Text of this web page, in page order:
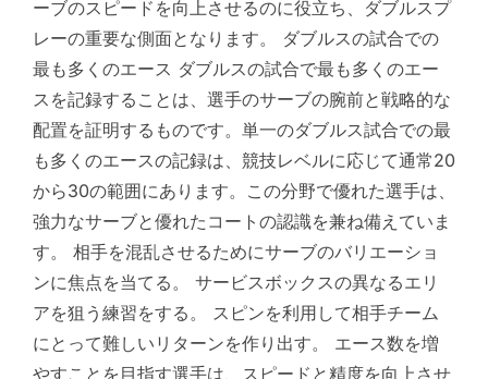
ーブのスピードを向上させるのに役立ち、ダブルスプ
レーの重要な側面となります。 ダブルスの試合での
最も多くのエース ダブルスの試合で最も多くのエー
スを記録することは、選手のサーブの腕前と戦略的な
配置を証明するものです。単一のダブルス試合での最
も多くのエースの記録は、競技レベルに応じて通常20
から30の範囲にあります。この分野で優れた選手は、
強力なサーブと優れたコートの認識を兼ね備えていま
す。 相手を混乱させるためにサーブのバリエーショ
ンに焦点を当てる。 サービスボックスの異なるエリ
アを狙う練習をする。 スピンを利用して相手チーム
にとって難しいリターンを作り出す。 エース数を増
やすことを目指す選手は、スピードと精度を向上させ